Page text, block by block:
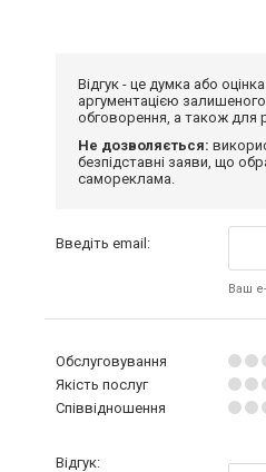
Відгук - це думка або
аргументацією
обговорення, а також для
Не дозволяється:
безпідставні заяви, що
самореклама.
Введіть email:
Ваш
Обслуговування
Якість послуг
Співвідношення
Відгук: